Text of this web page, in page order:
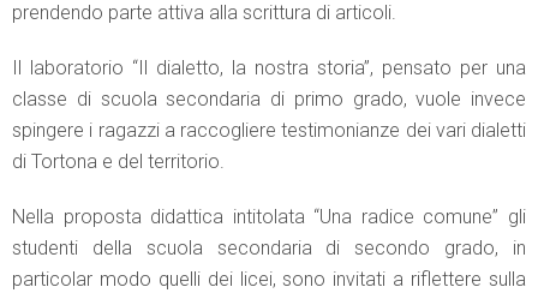
prendendo parte attiva alla scrittura di articoli.
Il laboratorio “Il dialetto, la nostra storia”, pensato per una
classe di scuola secondaria di primo grado, vuole invece
spingere i ragazzi a raccogliere testimonianze dei vari dialetti
di Tortona e del territorio.
Nella proposta didattica intitolata “Una radice comune” gli
studenti della scuola secondaria di secondo grado, in
particolar modo quelli dei licei, sono invitati a riflettere sulla